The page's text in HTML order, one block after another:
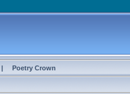
| Poetry Crown